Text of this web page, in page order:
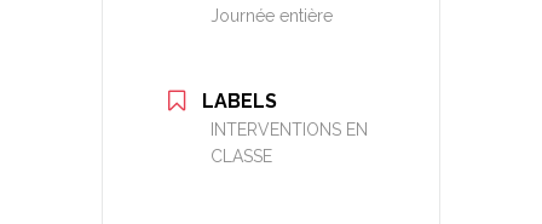
Journée entière
LABELS
INTERVENTIONS EN
CLASSE